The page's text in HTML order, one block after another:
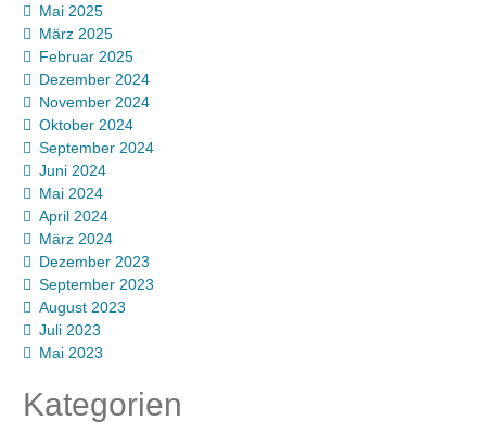
Mai 2025
März 2025
Februar 2025
Dezember 2024
November 2024
Oktober 2024
September 2024
Juni 2024
Mai 2024
April 2024
März 2024
Dezember 2023
September 2023
August 2023
Juli 2023
Mai 2023
Kategorien